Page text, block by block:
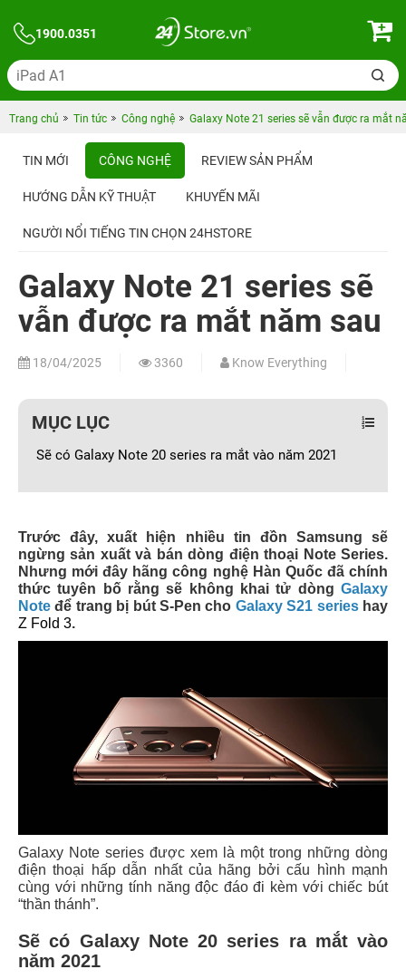
1900.0351
Trang chủ Tin tức Công nghệ Galaxy Note 21 series sẽ vẫn được ra mắt
TIN MỚI CÔNG NGHỆ REVIEW SẢN PHẨM
HƯỚNG DẪN KỸ THUẬT KHUYẾN MÃI
NGƯỜI NỔI TIẾNG TIN CHỌN 24HSTORE
Galaxy Note 21 series sẽ
vẫn được ra mắt năm sau
18/04/2025 3360 Know Everything
MỤC LỤC
Sẽ có Galaxy Note 20 series ra mắt vào năm 2021
Trước đây, xuất hiện nhiều tin đồn Samsung sẽ
ngừng sản xuất và bán dòng điện thoại Note Series.
Nhưng mới đây hãng công nghệ Hàn Quốc đã chính
thức tuyên bố rằng sẽ không khai tử dòng Galaxy
Note để trang bị bút S-Pen cho Galaxy S21 serieshay
Z Fold 3.
Galaxy Note series được xem là một trong những dòng
điện thoại hấp dẫn nhất của hãng bởi cấu hình mạnh
cùng với những tính năng độc đáo đi kèm với chiếc bút
“thần thánh”.
Sẽ có Galaxy Note 20 series ra mắt vào
năm 2021